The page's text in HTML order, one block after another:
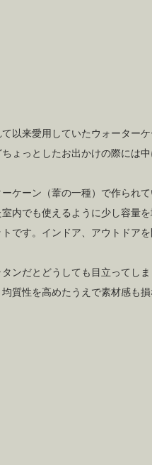
以来愛用していたウォーター
ょっとしたお出かけの際には
ーン（葦の一種）で作られ
内でも使えるように少し容量
です。インドア、アウトドア
ンだとどうしても目立ってし
質性を高めたうえで素材感も